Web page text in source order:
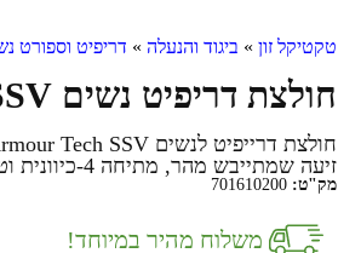
טקטיקל זון » ביגוד והנעלה » דריפיט וספורט
חולצת דריפיט נשים Tech SSV
זיעה שמתייבש מהר, מתיחה 4-כיוונית וטכנולוגיה נגד ריח.
מק"ט:
משלוח מהיר במיוחד!